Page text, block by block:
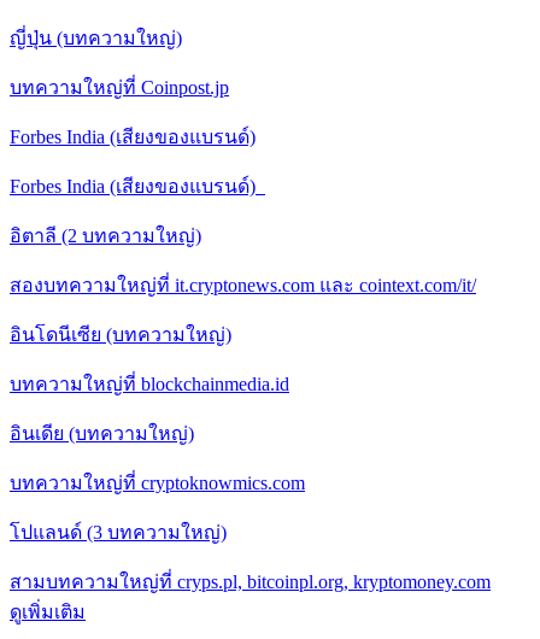
ญี่ปุ่น (บทความใหญ่)
บทความใหญ่ที่ Coinpost.jp
Forbes India (เสียงของแบรนด์)
Forbes India (เสียงของแบรนด์)
อิตาลี (2 บทความใหญ่)
สองบทความใหญ่ที่ it.cryptonews.com และ cointext.com/it/
อินโดนีเซีย (บทความใหญ่)
บทความใหญ่ที่ blockchainmedia.id
อินเดีย (บทความใหญ่)
บทความใหญ่ที่ cryptoknowmics.com
โปแลนด์ (3 บทความใหญ่)
สามบทความใหญ่ที่ cryps.pl, bitcoinpl.org, kryptomoney.com
ดูเพิ่มเติม